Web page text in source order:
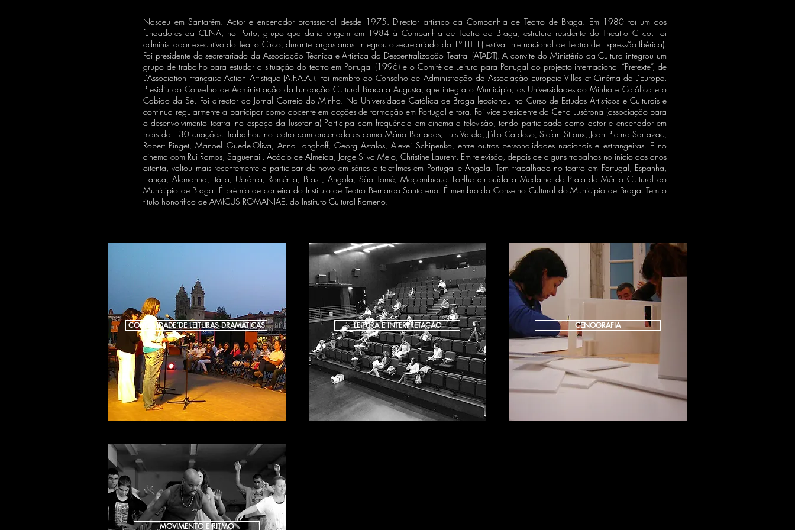
Nasceu em Santarém. Actor e encenador profissional desde 1975. Director artístico da Companhia de Teatro de Braga. Em 1980 foi um dos
fundadores da CENA, no Porto, grupo que daria origem em 1984 à Companhia de Teatro de Braga, estrutura residente do Theatro Circo. Foi
administrador executivo do Teatro Circo, durante largos anos. Integrou o secretariado do 1º FITEI (Festival Internacional de Teatro de Expressão Ibérica).
Foi presidente do secretariado da Associação Técnica e Artística da Descentralização Teatral (ATADT). A convite do Ministério da Cultura integrou um
grupo de trabalho para estudar a situação do teatro em Portugal (1996) e o Comité de Leitura para Portugal do projecto internacional “Pretexte”, de
L’Association Française Action Artistique (A.F.A.A.). Foi membro do Conselho de Administração da Associação Europeia Villes et Cinéma de L’Europe.
Presidiu ao Conselho de Administração da Fundação Cultural Bracara Augusta, que integra o Município, as Universidades do Minho e Católica e o
Cabido da Sé. Foi director do Jornal Correio do Minho. Na Universidade Católica de Braga leccionou no Curso de Estudos Artísticos e Culturais e
continua regularmente a participar como docente em acções de formação em Portugal e fora. Foi vice-presidente da Cena Lusófona (associação para
o desenvolvimento teatral no espaço da lusofonia) Participa com frequência em cinema e televisão, tendo participado como actor e encenador em
mais de 130 criações. Trabalhou no teatro com encenadores como Mário Barradas, Luis Varela, Júlio Cardoso, Stefan Stroux, Jean Pierrre Sarrazac,
Robert Pinget, Manoel Guede-Oliva, Anna Langhoff, Georg Astalos, Alexej Schipenko, entre outras personalidades nacionais e estrangeiras. E no
cinema com Rui Ramos, Saguenail, Acácio de Almeida, Jorge Silva Melo, Christine Laurent, Em televisão, depois de alguns trabalhos no início dos anos
oitenta, voltou mais recentemente a participar de novo em séries e telefilmes em Portugal e Angola. Tem trabalhado no teatro em Portugal, Espanha,
França, Alemanha, Itália, Ucrânia, Roménia, Brasil, Angola, São Tomé, Moçambique. Foi-lhe atribuída a Medalha de Prata de Mérito Cultural do
Município de Braga. É prémio de carreira do Instituto de Teatro Bernardo Santareno. É membro do Conselho Cultural do Município de Braga. Tem o
título honorífico de AMICUS ROMANIAE, do Instituto Cultural Romeno.
COMUNIDADE DE LEITURAS DRAMÁTICAS LEITURA E INTERPRETAÇÃO CENOGRAFIA
MOVIMENTO E RITMO